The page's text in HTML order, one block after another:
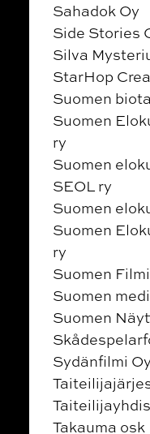
Sahadok Oy
Side Stories
Silva
StarHop
Suomen
Suomen
ry
Suomen
SEOL ry
Suomen
Suomen
ry
Suomen
Suomen
Suomen
Sydänfilmi Oy
Takauma osk